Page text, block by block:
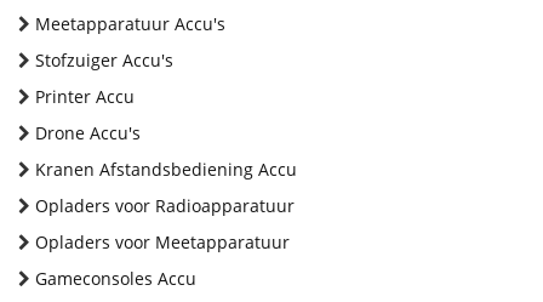
Meetapparatuur Accu's
Stofzuiger Accu's
Printer Accu
Drone Accu's
Kranen Afstandsbediening Accu
Opladers voor Radioapparatuur
Opladers voor Meetapparatuur
Gameconsoles Accu